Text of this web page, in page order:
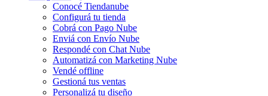
Conocé Tiendanube
Configurá tu tienda
Cobrá con Pago Nube
Enviá con Envío Nube
Respondé con Chat Nube
Automatizá con Marketing Nube
Vendé offline
Gestioná tus ventas
Personalizá tu diseño